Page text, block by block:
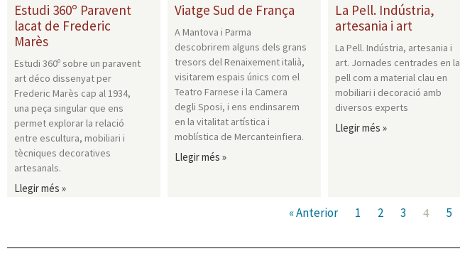
Estudi 360º Paravent
lacat de Frederic
Marès
Estudi 360º sobre un paravent
art déco dissenyat per
Frederic Marès cap al 1934,
una peça singular que ens
permet explorar la relació
entre escultura, mobiliari i
tècniques decoratives
artesanals.
Llegir més »
Viatge Sud de França
A Mantova i Parma
descobrirem alguns dels grans
tresors del Renaixement italià,
visitarem espais únics com el
Teatro Farnese i la Camera
degli Sposi, i ens endinsarem
en la vitalitat artística i
moblística de Mercanteinfiera.
Llegir més »
La Pell. Indústria,
artesania i art
La Pell. Indústria, artesania i
art. Jornades centrades en la
pell com a material clau en
mobiliari i decoració amb
diversos experts
Llegir més »
« Anterior 1 2 3 4 5